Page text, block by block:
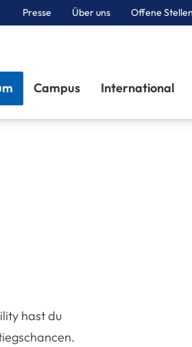
Presse Über uns Offene
Campus International
hast du